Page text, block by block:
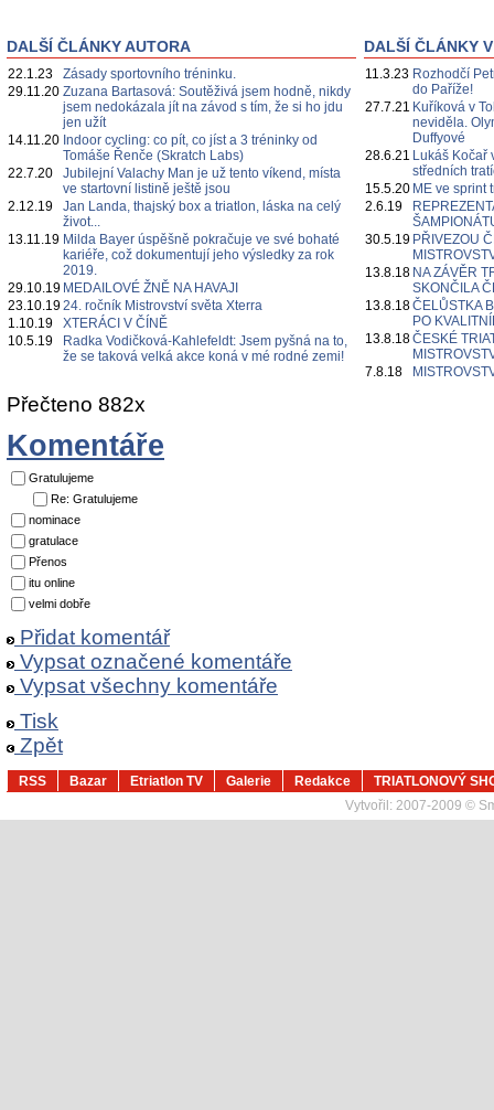
DALŠÍ ČLÁNKY AUTORA
22.1.23
Zásady sportovního tréninku.
29.11.20 Zuzana Bartasová: Soutěživá jsem hodně, nikdy
jsem nedokázala jít na závod s tím, že si ho jdu
jen užít
14.11.20 Indoor cycling: co pít, co jíst a 3 tréninky od
Tomáše Řenče (Skratch Labs)
22.7.20
Jubilejní Valachy Man je už tento víkend, místa
ve startovní listině ještě jsou
2.12.19
Jan Landa, thajský box a triatlon, láska na celý
život...
13.11.19 Milda Bayer úspěšně pokračuje ve své bohaté
kariéře, což dokumentují jeho výsledky za rok
2019.
29.10.19 MEDAILOVÉ ŽNĚ NA HAVAJI
23.10.1924. ročník Mistrovství světa Xterra
1.10.19
XTERÁCI V ČÍNĚ
10.5.19
Radka Vodičková-Kahlefeldt: Jsem pyšná na to,
že se taková velká akce koná v mé rodné zemi!
DALŠÍ ČLÁNKY
11.3.23 Rozhodčí
do Paříže!
27.7.21 Kuříková v
neviděla.
Duffyové
28.6.21 Lukáš Kočař
středních
15.5.20 ME ve sprint
2.6.19
30.5.19 PŘIVEZOU
13.8.18 NA ZÁVĚR
SKONČILA
13.8.18ČELŮSTKA
PO
13.8.18ČESKÉ
7.8.18
Přečteno 882x
Komentáře
Gratulujeme
Re: Gratulujeme
nominace
gratulace
Přenos
itu online
velmi dobře
Přidat komentář
Vypsat označené komentáře
Vypsat všechny komentáře
Tisk
Zpět
RSS Bazar Etriatlon TV Galerie Redakce
TRIATLONOVÝ
Vytvořil: 2007-2009 ©